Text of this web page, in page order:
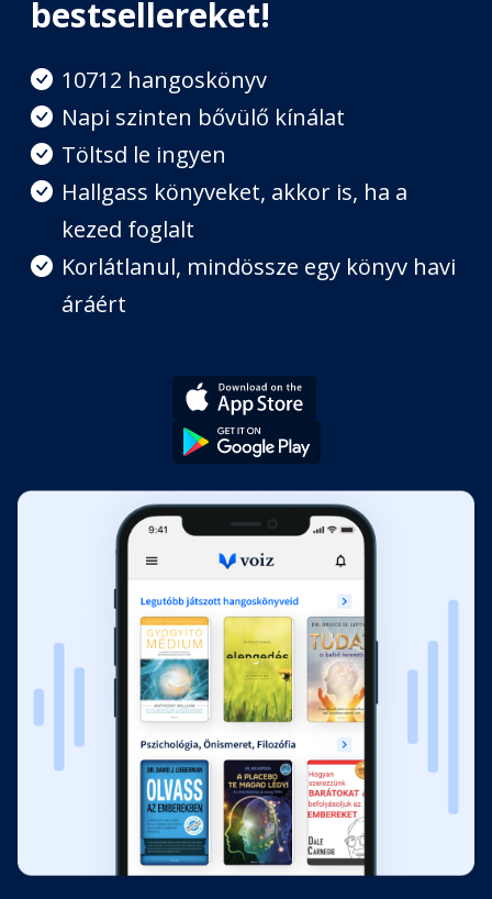
Fejezet hossza: 01:01:49
6. Energia és reziliencia
Fejezet hossza: 00:28:17
Fejezet hossza: 00:43:07
Fejezet hossza: 00:57:50
bestsellereket!
10712 hangoskönyv
Napi szinten bővülő kínálat
Töltsd le ingyen
Hallgass könyveket, akkor is, ha a
kezed foglalt
Korlátlanul, mindössze egy könyv havi
áráért